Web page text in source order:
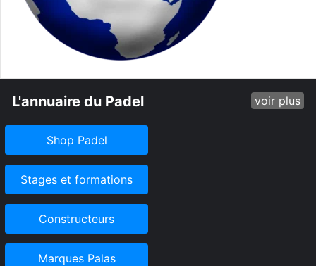
L'annuaire du Padel voir plus
Shop Padel
Stages et formations
Constructeurs
Marques Palas